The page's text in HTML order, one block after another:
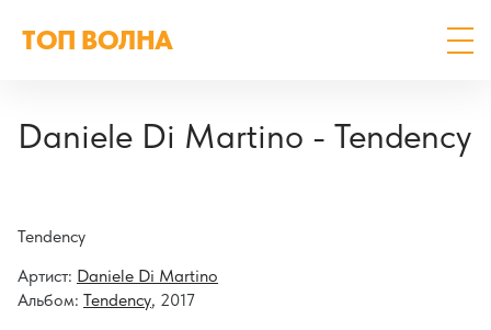
ТОП ВОЛНА
Daniele Di Martino - Tendency
Tendency
Артист: Daniele Di Martino
Альбом: Tendency, 2017